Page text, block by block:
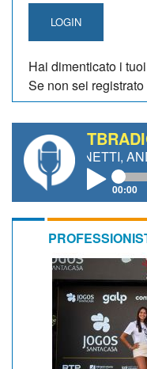
LOGIN
Hai dimenticato i
Se non sei registrato
ANDREA
00:00